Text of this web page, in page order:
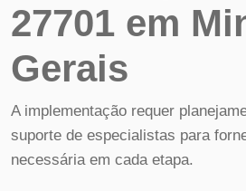
27701 em
Gerais
A implementação requer
suporte de especialistas para
necessária em cada etapa.